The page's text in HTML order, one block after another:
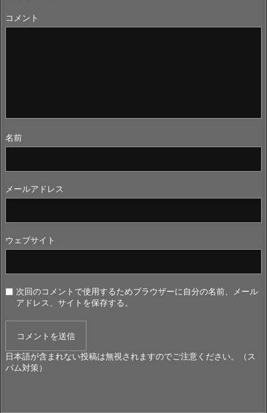
コメント
名前
メールアドレス
ウェブサイト
次回のコメントで使用するためブラウザーに自分の名前、メール
アドレス、サイトを保存する。
日本語が含まれない投稿は無視されますのでご注意ください。（ス
パム対策）